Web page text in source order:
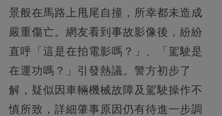
景般在馬路上甩尾自撞，所幸都未造成
嚴重傷亡。網友看到事故影像後，紛紛
直呼「這是在拍電影嗎？」、「駕駛是
在運功嗎？」引發熱議。警方初步了
解，疑似因車輛機械故障及駕駛操作不
慎所致，詳細肇事原因仍有待進一步調